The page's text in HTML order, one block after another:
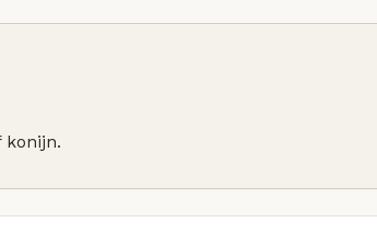
konijn.